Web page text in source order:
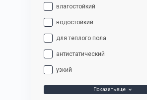
влагостойкий
водостойкий
для теплого пола
антистатический
узкий
Показать еще